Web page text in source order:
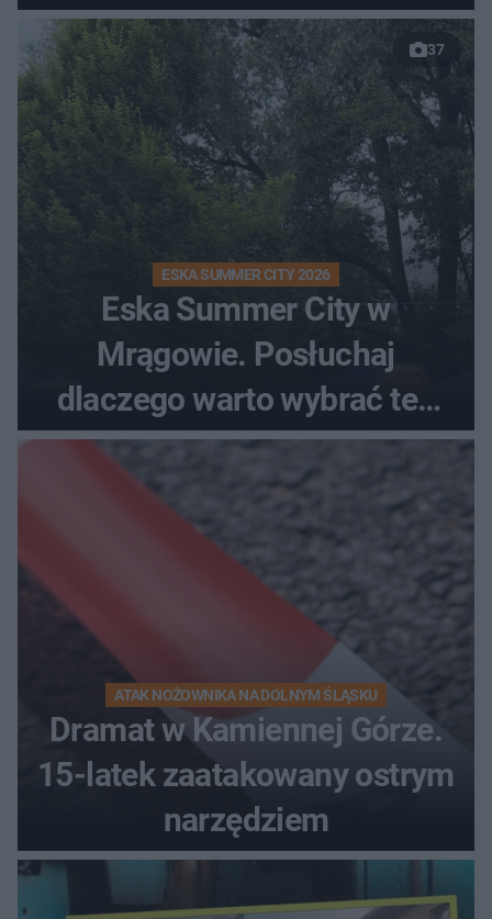
37
ESKA SUMMER CITY 2026
Eska Summer City w
Mrągowie. Posłuchaj
dlaczego warto wybrać ten
kierunek na urlop!
ATAK NOŻOWNIKA NA DOLNYM ŚLĄSKU
Dramat w Kamiennej Górze.
15-latek zaatakowany ostrym
narzędziem